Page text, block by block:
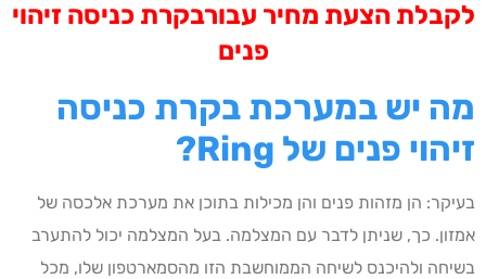
לקבלת הצעת מחיר עבורבקרת כניסה זיהוי
פנים
מה יש במערכת בקרת כניסה
זיהוי פנים של Ring?
בעיקר: הן מזהות פנים והן מכילות בתוכן את מערכת אלכסה של
אמזון. כך, שניתן לדבר עם המצלמה. בעל המצלמה יכול להתערב
בשיחה ולהיכנס לשיחה הממוחשבת הזו מהסמארטפון שלו, מכל